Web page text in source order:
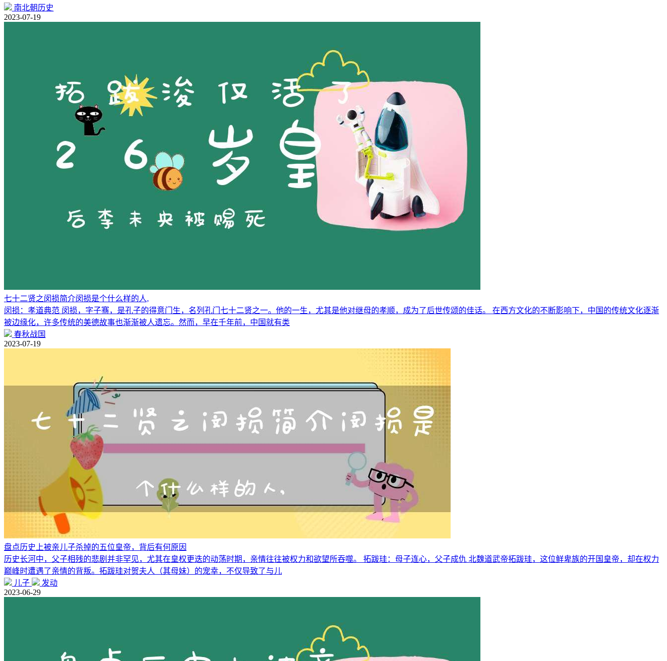
南北朝历史
2023-07-19
七十二贤之闵损简介闵损是个什么样的人,
闵损：孝道典范 闵损，字子骞，是孔子的得意门生，名列孔门七十二贤之一。他的一生，尤其是他对继母的孝顺，成为了后世传颂的佳话。 在西方文化的不断影响下，中国的传统文化逐渐
被边缘化，许多传统的美德故事也渐渐被人遗忘。然而，早在千年前，中国就有类
春秋战国
2023-07-19
盘点历史上被亲儿子杀掉的五位皇帝，背后有何原因
历史长河中，父子相残的悲剧并非罕见，尤其在皇权更迭的动荡时期，亲情往往被权力和欲望所吞噬。 拓跋珪：母子连心，父子成仇 北魏道武帝拓跋珪，这位鲜卑族的开国皇帝，却在权力
巅峰时遭遇了亲情的背叛。拓跋珪对贺夫人（其母妹）的宠幸，不仅导致了与儿
儿子
发动
2023-06-29